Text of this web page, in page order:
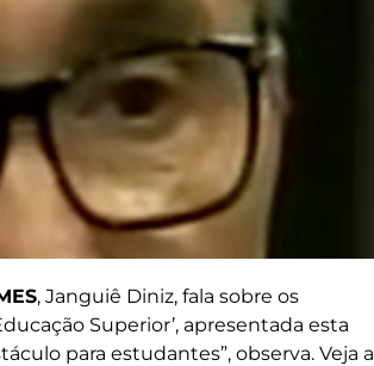
, Janguiê Diniz, fala sobre os
Superior’, apresentada esta
para estudantes”, observa. Veja a